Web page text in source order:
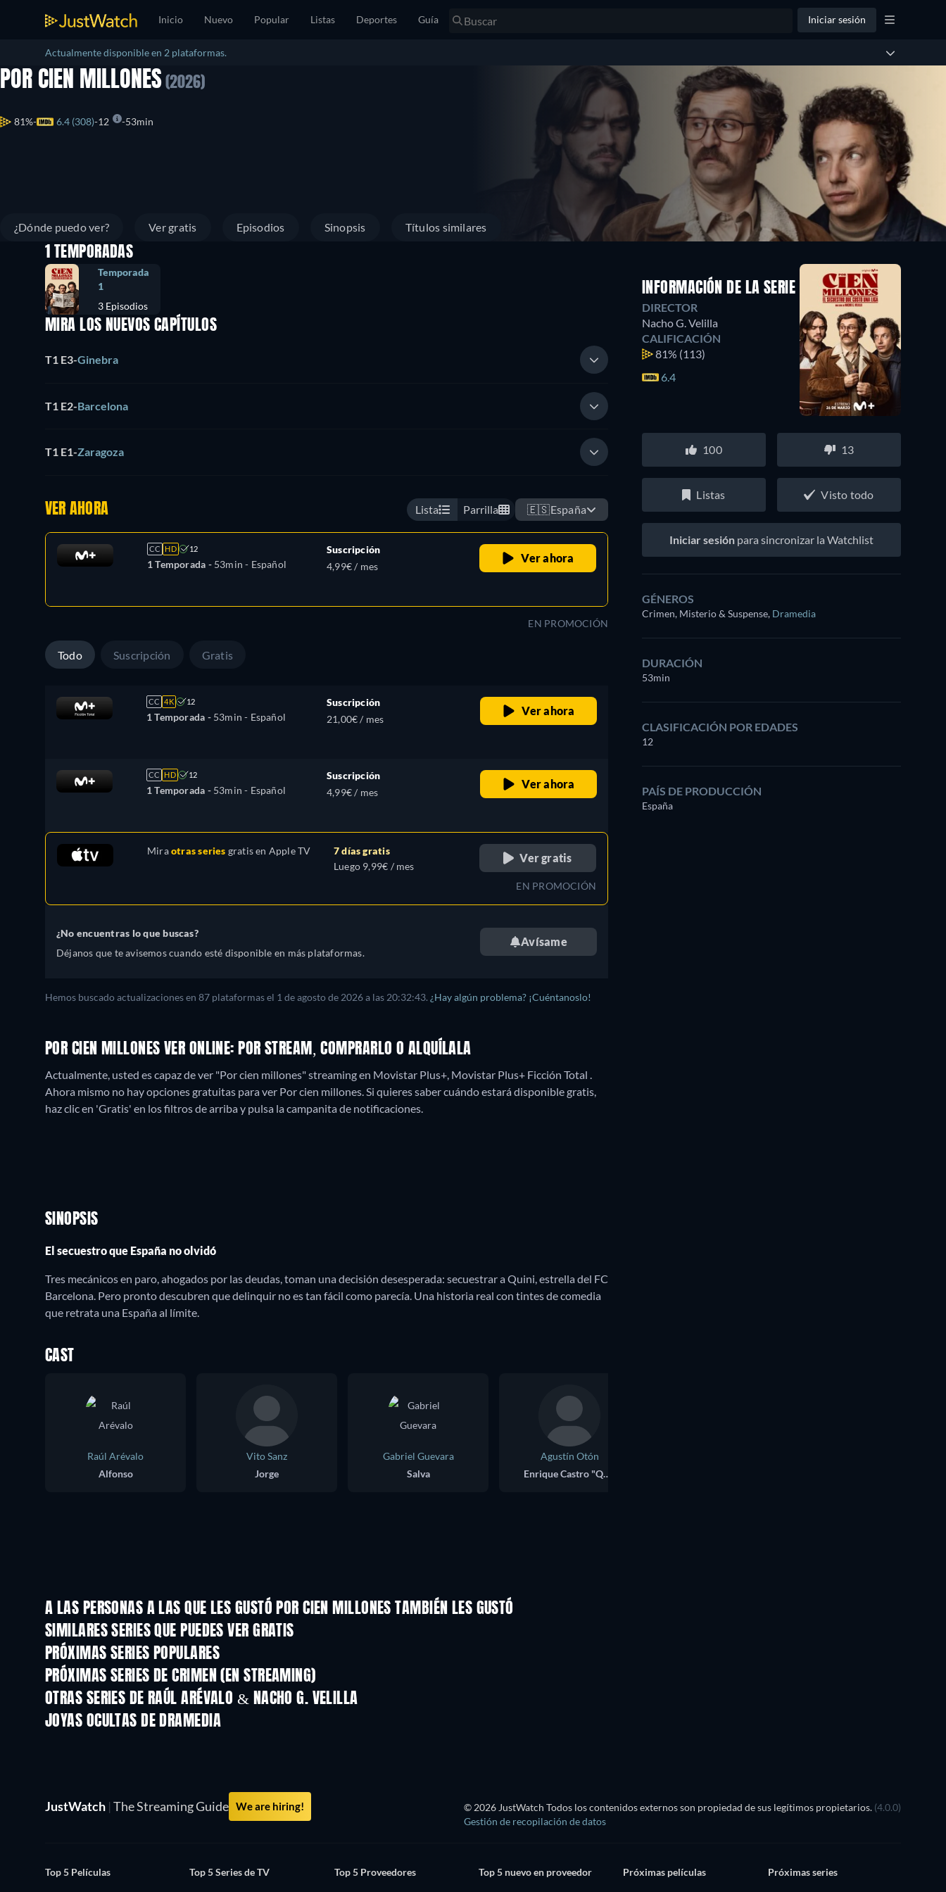
Inicio Nuevo Popular Listas Deportes Guía Iniciar sesión
Actualmente disponible en 2 plataformas.
POR CIEN MILLONES (2026)
81% 6.4 (308) 12 53min
¿Dónde puedo ver? Ver gratis Episodios Sinopsis Títulos similares
1 TEMPORADAS
Temporada
1
3 Episodios
MIRA LOS NUEVOS CAPÍTULOS
T1 E3-Ginebra
T1 E2-Barcelona
T1 E1-Zaragoza
VER AHORA Lista Parrilla 🇪🇸España
CC HD 12
1 Temporada - 53min - Español
Suscripción
4,99€ / mes
Ver ahora
EN PROMOCIÓN
Todo Suscripción Gratis
CC 4K 12
1 Temporada - 53min - Español
Suscripción
21,00€ / mes
Ver ahora
CC HD 12
1 Temporada - 53min - Español
Suscripción
4,99€ / mes
Ver ahora
Miraotras series gratis en Apple TV
7 días gratis
Luego 9,99€ / mes
Ver gratis
EN PROMOCIÓN
¿No encuentras lo que buscas?
Déjanos que te avisemos cuando esté disponible en más plataformas.
Avísame
Hemos buscado actualizaciones en 87 plataformas el 1 de agosto de 2026a las 20:32:43. ¿Hay algún problema? ¡Cuéntanoslo!
POR CIEN MILLONES VER ONLINE: POR STREAM, COMPRARLO O ALQUÍLALA
Actualmente, usted es capaz de ver "Por cien millones" streaming en Movistar Plus+, Movistar Plus+ Ficción Total .
Ahora mismo no hay opciones gratuitas para ver Por cien millones. Si quieres saber cuándo estará disponible gratis,
haz clic en 'Gratis' en los filtros de arriba y pulsa la campanita de notificaciones.
SINOPSIS
El secuestro que España no olvidó
Tres mecánicos en paro, ahogados por las deudas, toman una decisión desesperada: secuestrar a Quini, estrella del FC
Barcelona. Pero pronto descubren que delinquir no es tan fácil como parecía. Una historia real con tintes de comedia
que retrata una España al límite.
INFORMACIÓN DE LA SERIE
DIRECTOR
Nacho G. Velilla
CALIFICACIÓN
81% (113)
6.4
100 13
Listas Visto todo
Iniciar sesión para sincronizar la Watchlist
GÉNEROS
Crimen, Misterio & Suspense, Dramedia
DURACIÓN
53min
CLASIFICACIÓN POR EDADES
12
PAÍS DE PRODUCCIÓN
España
CAST
Raúl Arévalo
Alfonso
Vito Sanz
Jorge
Gabriel Guevara
Salva
Agustín Otón
Enrique Castro "Quini"
A LAS PERSONAS A LAS QUE LES GUSTÓ POR CIEN MILLONES TAMBIÉN LES GUSTÓ
TV
SIMILARES SERIES QUE PUEDES VER GRATIS
PRÓXIMAS SERIES POPULARES
TV
PRÓXIMAS SERIES DE CRIMEN (EN STREAMING)
Temporada 6 Temporada 2
OTRAS SERIES DE RAÚL ARÉVALO & NACHO G. VELILLA
TV TV
JOYAS OCULTAS DE DRAMEDIA
JustWatch | The Streaming Guide We are hiring! © 2026 JustWatch Todos los contenidos externos son propiedad de sus legítimos propietarios. (4.0.0)
Gestión de recopilación de datos
Top 5 Películas Top 5 Series de TV Top 5 Proveedores Top 5 nuevo en proveedor Próximas películas Próximas series